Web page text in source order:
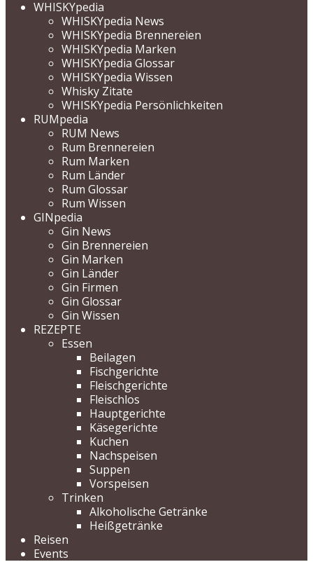
WHISKYpedia
WHISKYpedia News
WHISKYpedia Brennereien
WHISKYpedia Marken
WHISKYpedia Glossar
WHISKYpedia Wissen
Whisky Zitate
WHISKYpedia Persönlichkeiten
RUMpedia
RUM News
Rum Brennereien
Rum Marken
Rum Länder
Rum Glossar
Rum Wissen
GINpedia
Gin News
Gin Brennereien
Gin Marken
Gin Länder
Gin Firmen
Gin Glossar
Gin Wissen
REZEPTE
Essen
Beilagen
Fischgerichte
Fleischgerichte
Fleischlos
Hauptgerichte
Käsegerichte
Kuchen
Nachspeisen
Suppen
Vorspeisen
Trinken
Alkoholische Getränke
Heißgetränke
Reisen
Events